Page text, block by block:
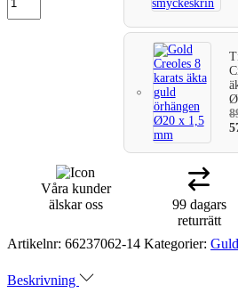
Våra kunder
älskar oss
99 dagars
returrätt
Artikelnr: 66237062-14 Kategorier:
Beskrivning